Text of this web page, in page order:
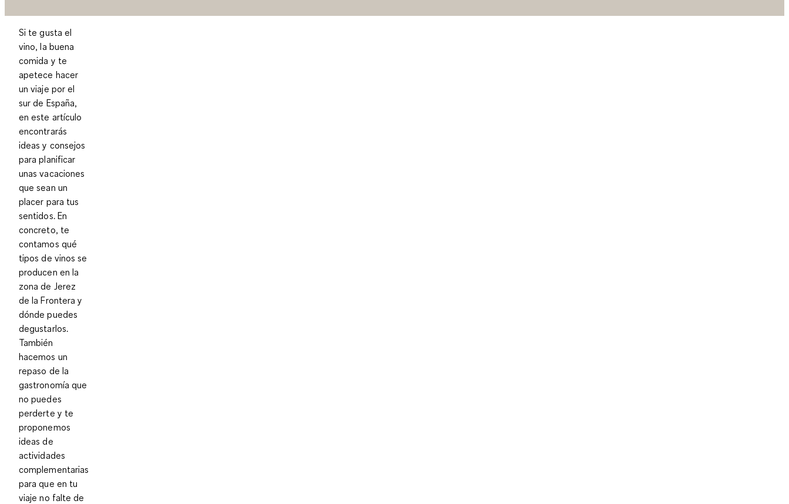
Si te gusta el
vino, la buena
comida y te
apetece hacer
un viaje por el
sur de España,
en este artículo
encontrarás
ideas y consejos
para planificar
unas vacaciones
que sean un
placer para tus
sentidos. En
concreto, te
contamos qué
tipos de vinos se
producen en la
zona de Jerez
de la Frontera y
dónde puedes
degustarlos.
También
hacemos un
repaso de la
gastronomía que
no puedes
perderte y te
proponemos
ideas de
actividades
complementarias
para que en tu
viaje no falte de